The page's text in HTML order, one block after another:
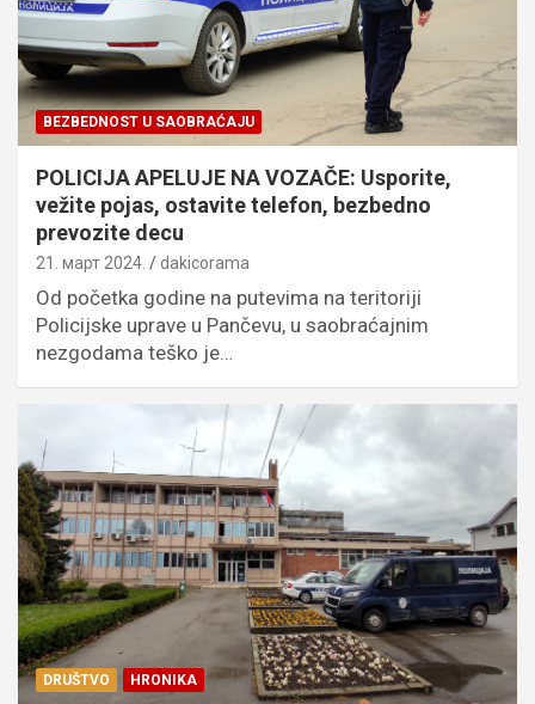
BEZBEDNOST U SAOBRAĆAJU
POLICIJA APELUJE NA VOZAČE: Usporite,
vežite pojas, ostavite telefon, bezbedno
prevozite decu
21. март 2024. dakicorama
Od početka godine na putevima na teritoriji
Policijske uprave u Pančevu, u saobraćajnim
nezgodama teško je…
DRUŠTVO HRONIKA